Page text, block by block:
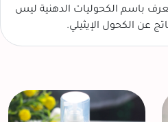
تعرف باسم الكحوليات الدهنية ليس
عن الكحول الإيثيلي.